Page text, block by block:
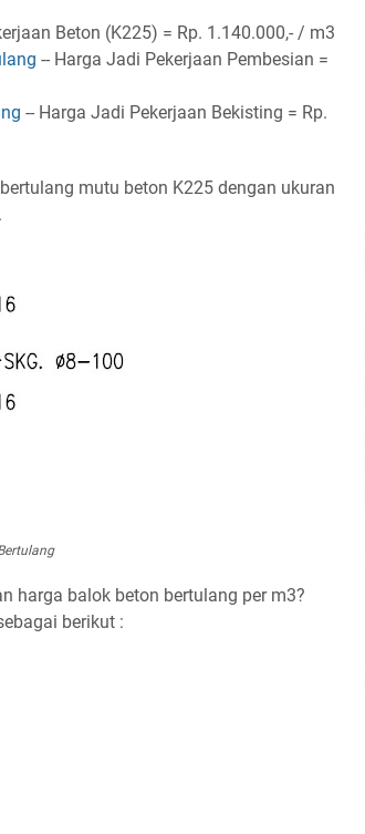
Beton (K225) = Rp. 1.140.000,- / m3
-- Harga Jadi Pekerjaan Pembesian =
-- Harga Jadi Pekerjaan Bekisting = Rp.
mutu beton K225 dengan ukuran
harga balok beton bertulang per m3?
berikut :